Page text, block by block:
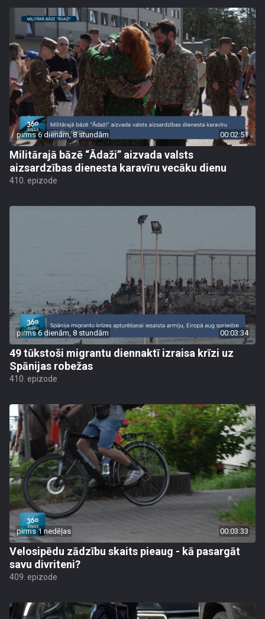
pirms 6 dienām, 8 stundām 00:02:51
Militārajā bāzē “Ādaži” aizvada valsts
aizsardzības dienesta karavīru vecāku dienu
410. epizode
pirms 6 dienām, 8 stundām 00:03:34
49 tūkstoši migrantu diennaktī izraisa krīzi uz
Spānijas robežas
410. epizode
pirms 1 nedēļas 00:03:33
Velosipēdu zādzību skaits pieaug - kā pasargāt
savu divriteni?
409. epizode